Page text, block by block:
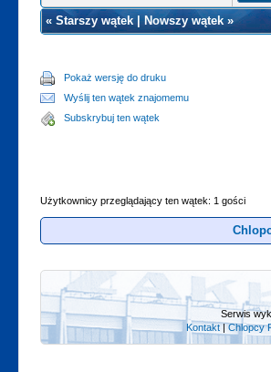
«Starszy wątek Nowszy wątek»
Pokaż wersję do druku
Wyślij ten wątek znajomemu
Subskrybuj ten wątek
Użytkownicy przeglądający ten wątek: 1 gości
Serwis
Kontakt|Chlopcy